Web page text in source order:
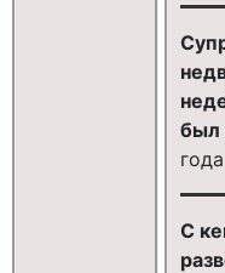
был
года
С